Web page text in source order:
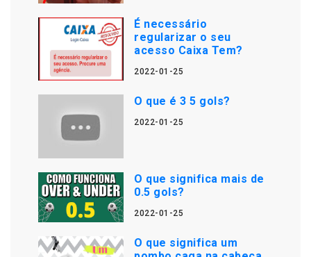
É necessário
regularizar o seu
acesso Caixa Tem?
2022-01-25
O que é 3 5 gols?
2022-01-25
O que significa mais de
0.5 gols?
2022-01-25
O que significa um